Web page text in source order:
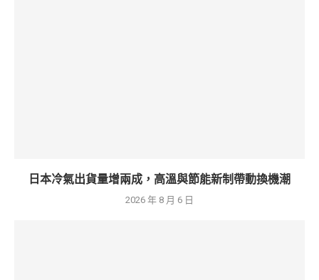
日本冷氣出貨量增兩成，高溫與節能新制帶動換機潮
2026 年 8 月 6 日